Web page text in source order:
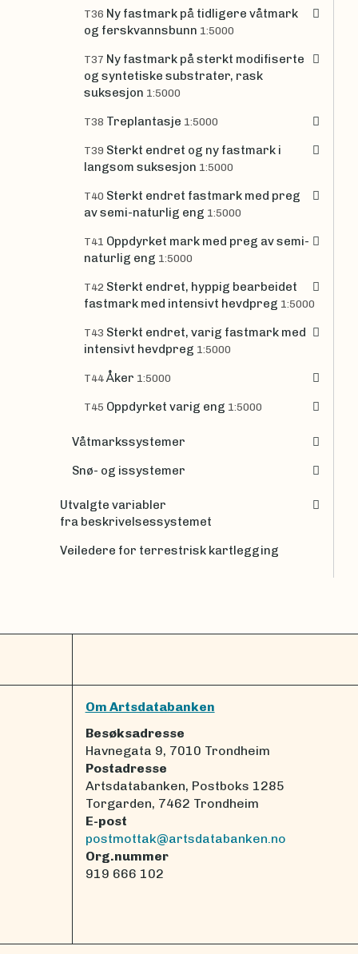
T36 Ny fastmark på tidligere våtmark
og ferskvannsbunn 1:5000
T37 Ny fastmark på sterkt modifiserte
og syntetiske substrater, rask
suksesjon 1:5000
T38 Treplantasje 1:5000
T39 Sterkt endret og ny fastmark i
langsom suksesjon 1:5000
T40 Sterkt endret fastmark med preg
av semi-naturlig eng 1:5000
T41 Oppdyrket mark med preg av semi-
naturlig eng 1:5000
T42 Sterkt endret, hyppig bearbeidet
fastmark med intensivt hevdpreg 1:5000
T43 Sterkt endret, varig fastmark med
intensivt hevdpreg 1:5000
T44Åker 1:5000
T45 Oppdyrket varig eng 1:5000
Våtmarkssystemer
Snø- og issystemer
Utvalgte variabler
fra beskrivelsessystemet
Veiledere for terrestrisk kartlegging
Om Artsdatabanken
Besøksadresse
Havnegata 9, 7010 Trondheim
Postadresse
Artsdatabanken, Postboks 1285
Torgarden, 7462 Trondheim
E-post
postmottak@artsdatabanken.no
Org.nummer
919 666 102